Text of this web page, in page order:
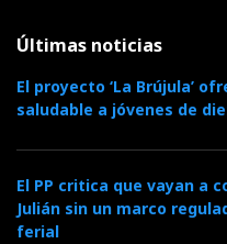
Últimas noticias
El proyecto ‘La Brújula’
saludable a jóvenes de
El PP critica que vayan a
Julián sin un marco
ferial